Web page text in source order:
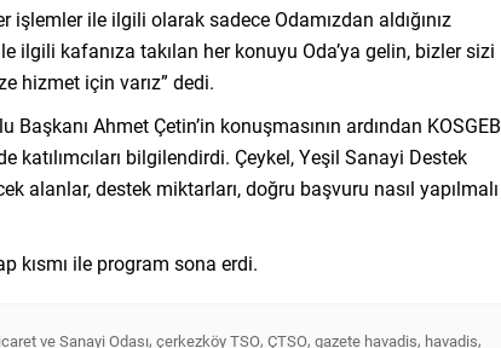
işlemler ile ilgili olarak sadece Odamızdan aldığınız
ilgili kafanıza takılan her konuyu Oda’ya gelin, bizler sizi
hizmet için varız” dedi.
Ahmet Çetin’in konuşmasının ardından KOSGEB
bilgilendirdi. Çeykel, Yeşil Sanayi Destek
alanlar, destek miktarları, doğru başvuru nasıl yapılmalı
kısmı ile program sona erdi.
ve Sanayi Odası, çerkezköy TSO, ÇTSO, gazete havadis, havadis,